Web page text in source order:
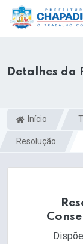
Detalhes da
Início
Resolução